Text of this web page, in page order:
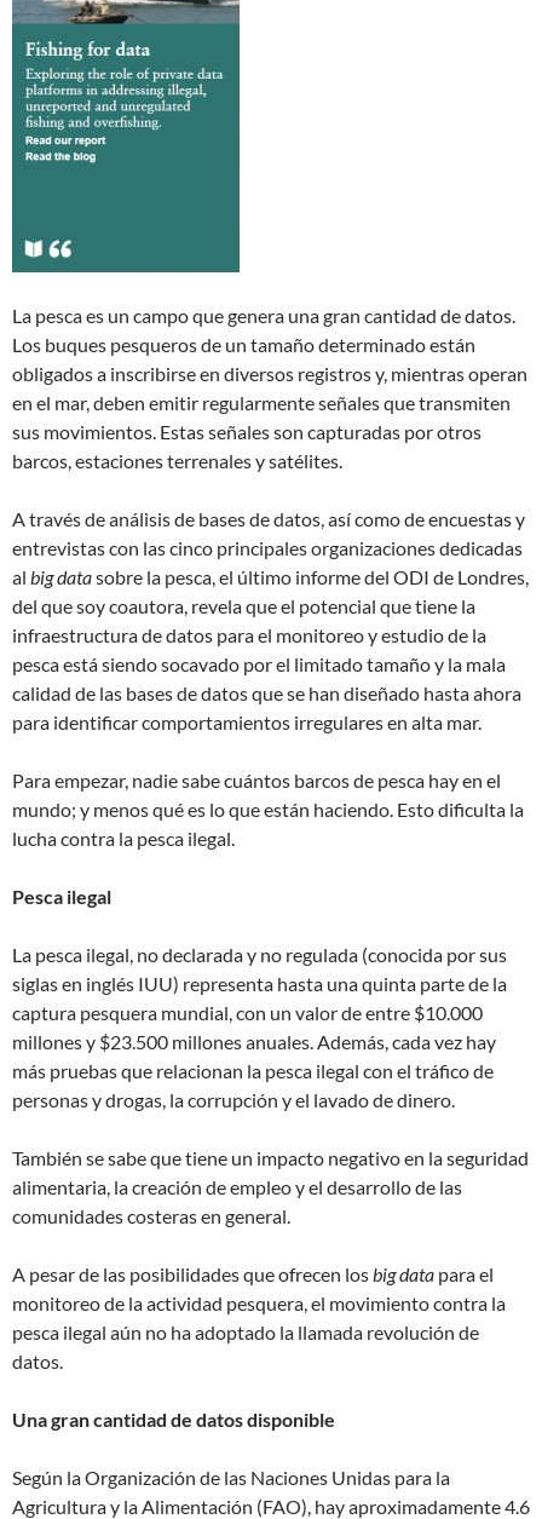
La pesca es un campo que genera una gran cantidad de datos.
Los buques pesqueros de un tamaño determinado están
obligados a inscribirse en diversos registros y, mientras operan
en el mar, deben emitir regularmente señales que transmiten
sus movimientos. Estas señales son capturadas por otros
barcos, estaciones terrenales y satélites.
A través de análisis de bases de datos, así como de encuestas y
entrevistas con las cinco principales organizaciones dedicadas
al big datasobre la pesca, el último informe del ODI de Londres,
del que soy coautora, revela que el potencial que tiene la
infraestructura de datos para el monitoreo y estudio de la
pesca está siendo socavado por el limitado tamaño y la mala
calidad de las bases de datos que se han diseñado hasta ahora
para identificar comportamientos irregulares en alta mar.
Para empezar, nadie sabe cuántos barcos de pesca hay en el
mundo; y menos qué es lo que están haciendo. Esto dificulta la
lucha contra la pesca ilegal.
Pesca ilegal
La pesca ilegal, no declarada y no regulada (conocida por sus
siglas en inglés IUU) representa hasta una quinta parte de la
captura pesquera mundial, con un valor de entre $10.000
millones y $23.500 millones anuales. Además, cada vez hay
más pruebas que relacionan la pesca ilegal con el tráfico de
personas y drogas, la corrupción y el lavado de dinero.
También se sabe que tiene un impacto negativo en la seguridad
alimentaria, la creación de empleo y el desarrollo de las
comunidades costeras en general.
A pesar de las posibilidades que ofrecen losbig data para el
monitoreo de la actividad pesquera, el movimiento contra la
pesca ilegal aún no ha adoptado la llamada revolución de
datos.
Una gran cantidad de datos disponible
Según la Organización de las Naciones Unidas para la
Agricultura y la Alimentación (FAO), hay aproximadamente 4.6